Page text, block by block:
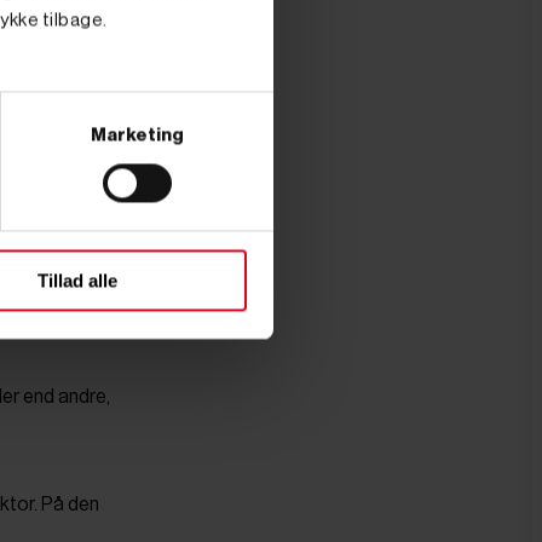
tilbage.
Marketing
Tillad alle
De løse
at tage
køre din
end andre,
På den